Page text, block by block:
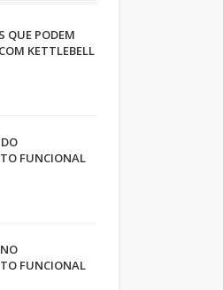
QUE PODEM
KETTLEBELL
FUNCIONAL
FUNCIONAL